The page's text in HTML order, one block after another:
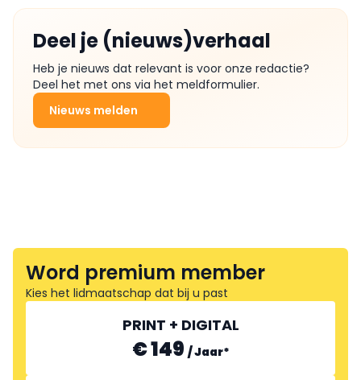
Deel je (nieuws)verhaal
Heb je nieuws dat relevant is voor onze redactie?
Deel het met ons via het meldformulier.
Nieuws melden
Word premium member
Kies het lidmaatschap dat bij u past
PRINT + DIGITAL
€ 149 /Jaar*